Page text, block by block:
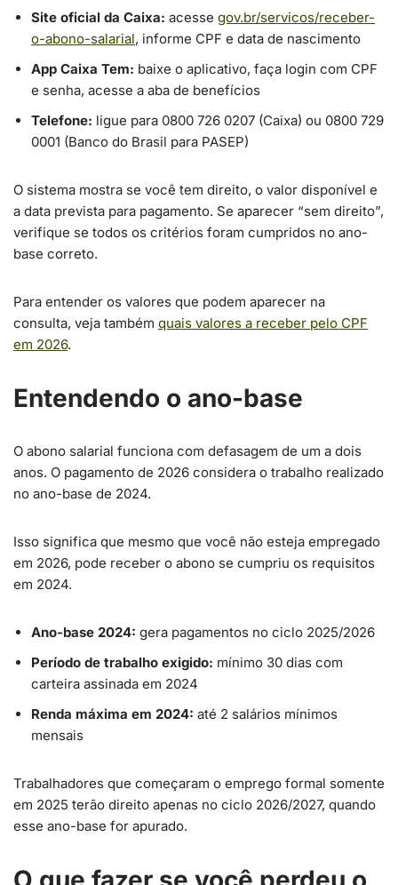
Site oficial da Caixa: acesse gov.br/servicos/receber-
o-abono-salarial, informe CPF e data de nascimento
App Caixa Tem: baixe o aplicativo, faça login com CPF
e senha, acesse a aba de benefícios
Telefone: ligue para 0800 726 0207 (Caixa) ou 0800 729
0001 (Banco do Brasil para PASEP)
O sistema mostra se você tem direito, o valor disponível e
a data prevista para pagamento. Se aparecer “sem direito”,
verifique se todos os critérios foram cumpridos no ano-
base correto.
Para entender os valores que podem aparecer na
consulta, veja também quais valores a receber pelo CPF
em 2026.
Entendendo o ano-base
O abono salarial funciona com defasagem de um a dois
anos. O pagamento de 2026 considera o trabalho realizado
no ano-base de 2024.
Isso significa que mesmo que você não esteja empregado
em 2026, pode receber o abono se cumpriu os requisitos
em 2024.
Ano-base 2024: gera pagamentos no ciclo 2025/2026
Período de trabalho exigido: mínimo 30 dias com
carteira assinada em 2024
Renda máxima em 2024: até 2 salários mínimos
mensais
Trabalhadores que começaram o emprego formal somente
em 2025 terão direito apenas no ciclo 2026/2027, quando
esse ano-base for apurado.